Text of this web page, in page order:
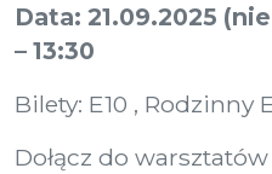
Data: 21.09.2025
– 13:30
Bilety: E10 , Rodzinny
Dołącz do